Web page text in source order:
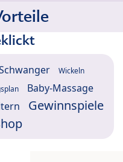
Wickeln
Baby-Massage
Gewinnspiele